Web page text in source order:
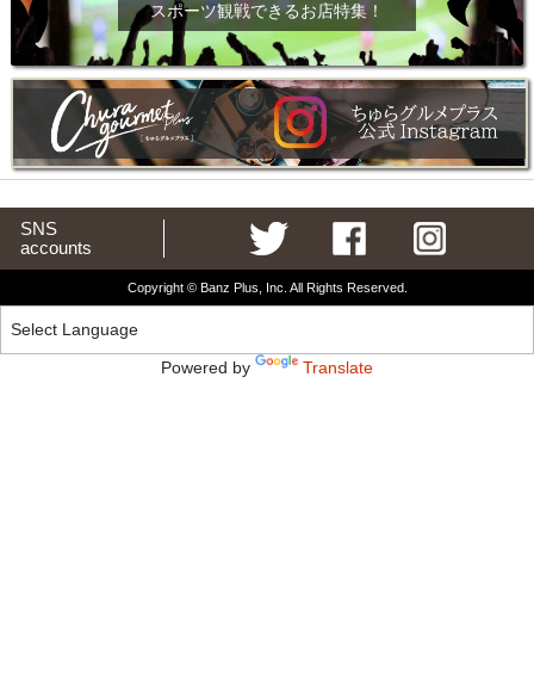
スポーツ観戦できるお店特集！
SNS
accounts
Copyright © Banz Plus, Inc. All Rights Reserved.
Powered by Translate